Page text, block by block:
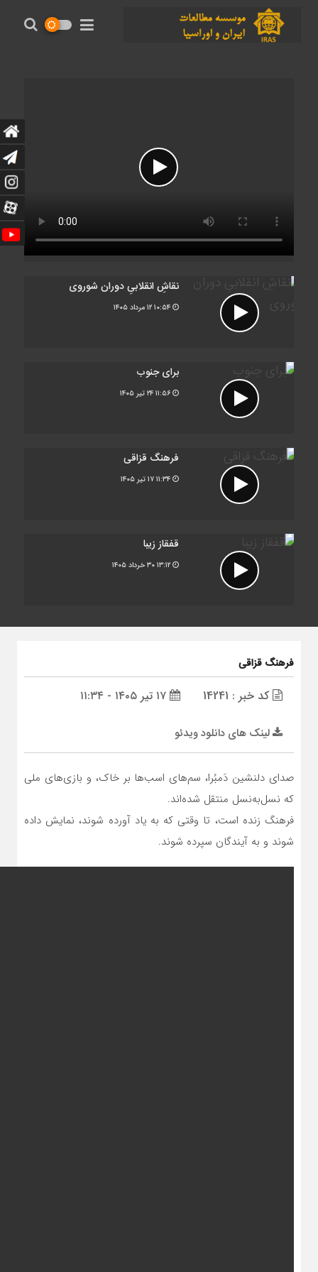
نقاشِ انقلابیِ دوران شوروی
۱۲ مرداد ۱۴۰۵
برای جنوب
۲۴ تیر ۱۴۰۵
فرهنگ قزاقی
۱۷ تیر ۱۴۰۵
قفقاز زیبا
۳۰ خرداد ۱۴۰۵
فرهنگ قزاقی
کد خبر : 14241
لینک های دانلود ویدئو
صدای دلنشین دَمبُرا، سم‌های اسب‌ها بر خاک، و بازی‌های ملی
که نسل‌به‌نسل منتقل شده‌اند.
فرهنگ زنده است، تا وقتی که به یاد آورده شوند، نمایش داده
شوند و به آیندگان سپرده شوند.